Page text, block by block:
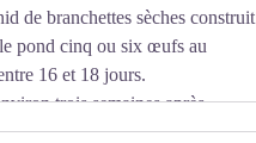
de branchettes sèches construit
pond cinq ou six œufs au
16 et 18 jours.
trois semaines après